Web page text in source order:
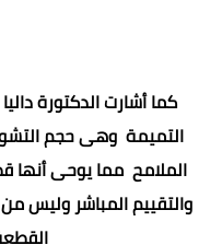
كما أشارت الدكتورة
التميمة وهى حجم
الملامح مما يوحى أنها
والتقييم المباشر وليس